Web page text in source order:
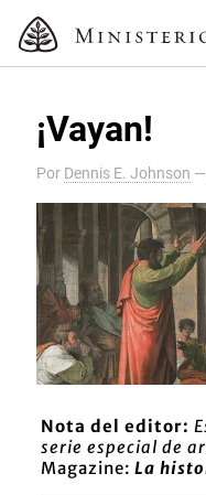
¡Vayan!
Por Dennis E. Johnson —
Nota del editor:
serie especial de
Magazine: La